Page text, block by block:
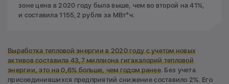
зоне цена в 2020 году была выше, чем во второй на 41%,
и составила 1155,2 рубля за МВт*ч.
Выработка тепловой энергии в 2020 году с учетом новых
активов составила 43,7 миллиона гигакалорий тепловой
энергии, это на 0,6% больше, чем годом ранее. Без учета
присоединившихся предприятий снижение составило 2%. Его